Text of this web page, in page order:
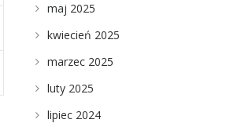
maj 2025
kwiecień 2025
marzec 2025
luty 2025
lipiec 2024